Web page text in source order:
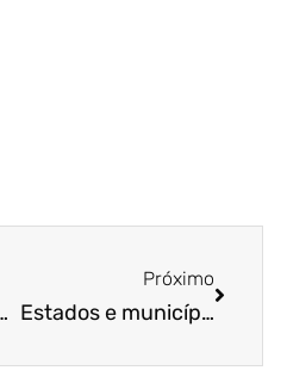
Simples Nacional por seis meses
Próximo
Estados e municípios suspendem parcelas do ICMS e ISS do Simples Nacional